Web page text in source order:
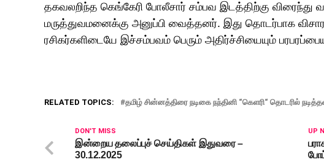
தகவலறிந்த கெங்கேரி போலீசார் சம்பவ இடத்திற்கு விரைந்து
மருத்துவமனைக்கு அனுப்பி வைத்தனர். இது தொடர்பாக
ரசிகர்களிடையே இச்சம்பவம் பெரும் அதிர்ச்சியையும்
RELATED TOPICS: தமிழ் சின்னத்திரை நடிகை நந்தினி “கெளரி“ தொடரில்
UP
DON'T MISS
இன்றைய தலைப்புச் செய்திகள் இதுவரை –
30.12.2025